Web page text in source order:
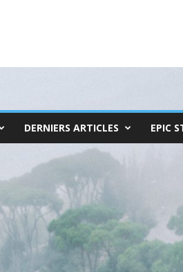
DERNIERS ARTICLES EPIC